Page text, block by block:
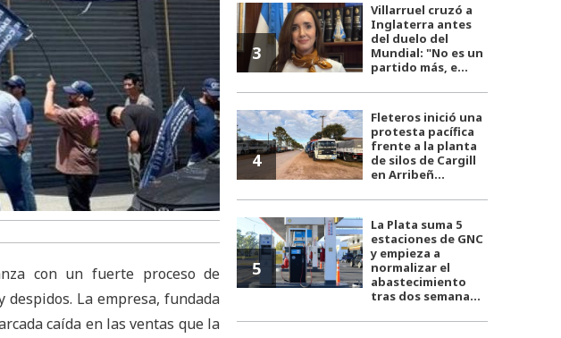
con un fuerte proceso de
La empresa, fundada
caída en las ventas que la
3
Villarruel cruzó a
Inglaterra antes
del duelo del
Mundial: "No es un
partido más, e...
4
Fleteros inició una
protesta pacífica
frente a la planta
de silos de Cargill
en Arribeñ...
5
La Plata suma 5
estaciones de GNC
y empieza a
normalizar el
abastecimiento
tras dos semana...